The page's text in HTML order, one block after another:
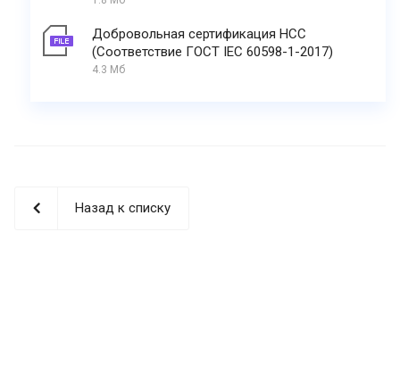
Добровольная сертификация НСС
(Соответствие ГОСТ IEC 60598-1-2017)
4.3 Мб
Назад к списку